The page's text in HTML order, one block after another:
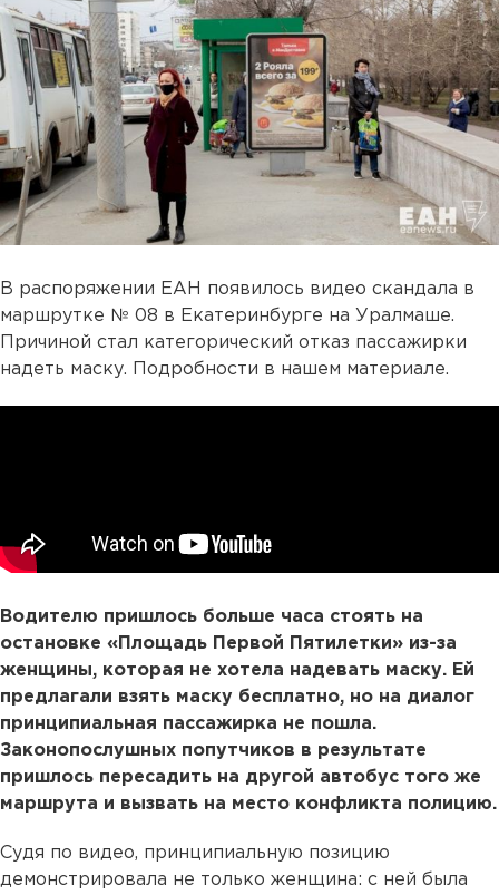
В распоряжении ЕАН появилось видео скандала в
маршрутке № 08 в Екатеринбурге на Уралмаше.
Причиной стал категорический отказ пассажирки
надеть маску. Подробности в нашем материале.
Водителю пришлось больше часа стоять на
остановке «Площадь Первой Пятилетки» из-за
женщины, которая не хотела надевать маску. Ей
предлагали взять маску бесплатно, но на диалог
принципиальная пассажирка не пошла.
Законопослушных попутчиков в результате
пришлось пересадить на другой автобус того же
маршрута и вызвать на место конфликта полицию.
Судя по видео, принципиальную позицию
демонстрировала не только женщина: с ней была